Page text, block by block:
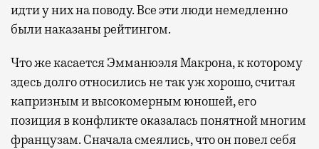
идти у них на поводу. Все эти люди немедленно
были наказаны рейтингом.
Что же касается Эмманюэля Макрона, к которому
здесь долго относились не так уж хорошо, считая
капризным и высокомерным юношей, его
позиция в конфликте оказалась понятной многим
французам. Сначала смеялись, что он повел себя